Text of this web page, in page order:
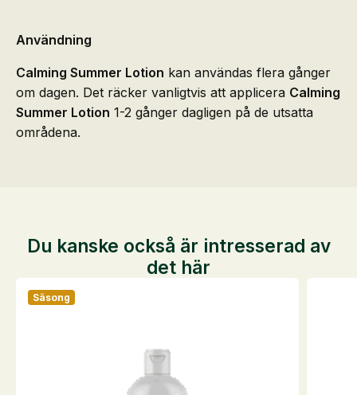
Användning
Calming Summer Lotion kan användas flera gånger
om dagen. Det räcker vanligtvis att applicera Calming
Summer Lotion 1-2 gånger dagligen på de utsatta
områdena.
Du kanske också är intresserad av
det här
Säsong